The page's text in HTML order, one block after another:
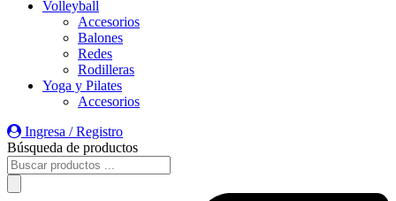
Volleyball
Accesorios
Balones
Redes
Rodilleras
Yoga y Pilates
Accesorios
Ingresa / Registro
Búsqueda de productos